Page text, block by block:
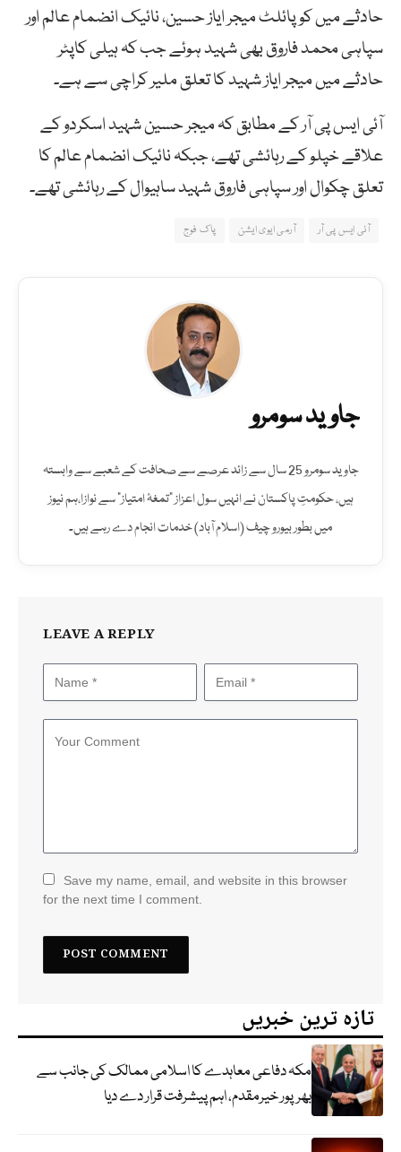
حادثے میں کوپائلٹ میجر ایاز حسین، نائیک انضمام عالم اور
سپاہی محمد فاروق بھی شہید ہوئے جب کہ ہیلی کاپٹر
حادثے میں میجر ایاز شہید کا تعلق ملیر کراچی سے ہے۔
آئی ایس پی آر کے مطابق کہ میجر حسین شہید اسکردو کے
علاقے خپلو کے رہائشی تھے، جبکہ نائیک انضمام عالم کا
تعلق چکوال اور سپاہی فاروق شہید ساہیوال کے رہائشی تھے۔
آئی ایس پی آر آرمی ایوی ایشن پاک فوج
جاوید سومرو
جاوید سومرو 25 سال سے زائد عرصے سے صحافت کے شعبے سے وابستہ
ہیں، حکومتِ پاکستان نے انہیں سول اعزاز "تمغۂ امتیاز" سے نوازا،ہم نیوز
میں بطور بیورو چیف (اسلام آباد) خدمات انجام دے رہے ہیں۔
LEAVE A REPLY
Save my name, email, and website in this browser
for the next time I comment.
تازہ ترین خبریں
مکہ دفاعی معاہدے کا اسلامی ممالک کی جانب سے
بھرپور خیرمقدم، اہم پیشرفت قرار دے دیا